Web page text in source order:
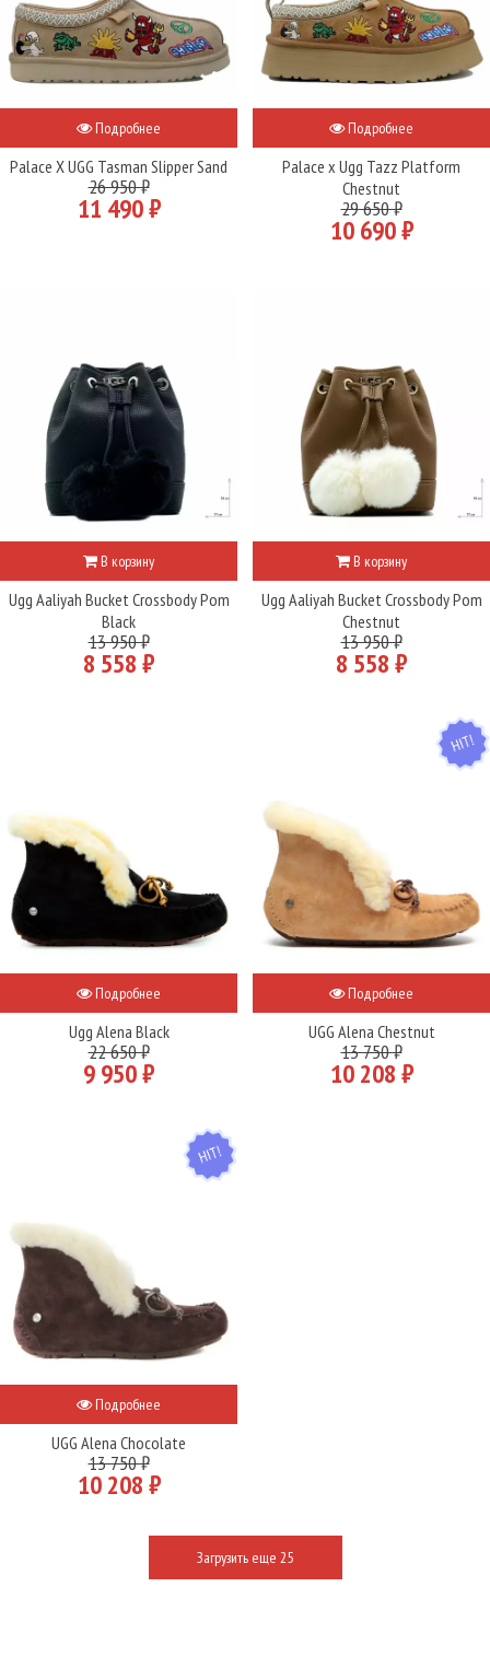
Подробнее
Palace X UGG Tasman Slipper Sand
26 950 ₽
11 490 ₽
Подробнее
Palace x Ugg Tazz Platform
Chestnut
29 650 ₽
10 690 ₽
В корзину
Ugg Aaliyah Bucket Crossbody Pom
Black
13 950 ₽
8 558 ₽
В корзину
Ugg Aaliyah Bucket Crossbody Pom
Chestnut
13 950 ₽
8 558 ₽
Подробнее
Ugg Alena Black
22 650 ₽
9 950 ₽
HIT
Подробнее
UGG Alena Chestnut
13 750 ₽
10 208 ₽
HIT
Подробнее
UGG Alena Chocolate
13 750 ₽
10 208 ₽
Загрузить еще 25